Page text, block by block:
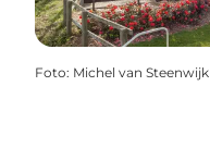
Foto: Michel van Steenwijk